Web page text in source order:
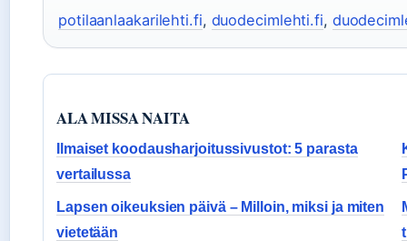
potilaanlaakarilehti.fi, duodecimlehti.fi,
ALA MISSA NAITA
Ilmaiset koodausharjoitussivustot: 5 parasta
vertailussa
Lapsen oikeuksien päivä – Milloin, miksi ja miten
vietetään